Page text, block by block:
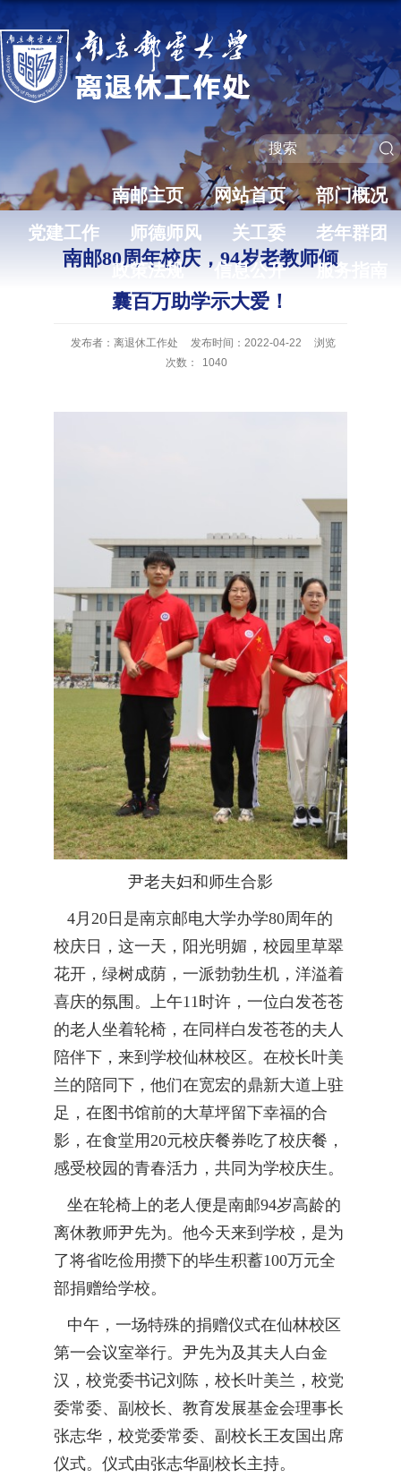
南邮主页 网站首页
部门概况
党建工作
师德师风 关工委
老年群团
政策法规
信息公开 服务指南
南邮80周年校庆，94岁老教师倾
囊百万助学示大爱！
发布者：离退休工作处 发布时间：2022-04-22
浏览
次数：
1040
尹老夫妇和师生合影
4月20日是南京邮电大学办学80周年的
校庆日，这一天，阳光明媚，校园里草翠
花开，绿树成荫，一派勃勃生机，洋溢着
喜庆的氛围。上午11时许，一位白发苍苍
的老人坐着轮椅，在同样白发苍苍的夫人
陪伴下，来到学校仙林校区。在校长叶美
兰的陪同下，他们在宽宏的鼎新大道上驻
足，在图书馆前的大草坪留下幸福的合
影，在食堂用20元校庆餐券吃了校庆餐，
感受校园的青春活力，共同为学校庆生。
坐在轮椅上的老人便是南邮94岁高龄的
离休教师尹先为。他今天来到学校，是为
了将省吃俭用攒下的毕生积蓄100万元全
部捐赠给学校。
中午，一场特殊的捐赠仪式在仙林校区
第一会议室举行。尹先为及其夫人白金
汉，校党委书记刘陈，校长叶美兰，校党
委常委、副校长、教育发展基金会理事长
张志华，校党委常委、副校长王友国出席
仪式。仪式由张志华副校长主持。